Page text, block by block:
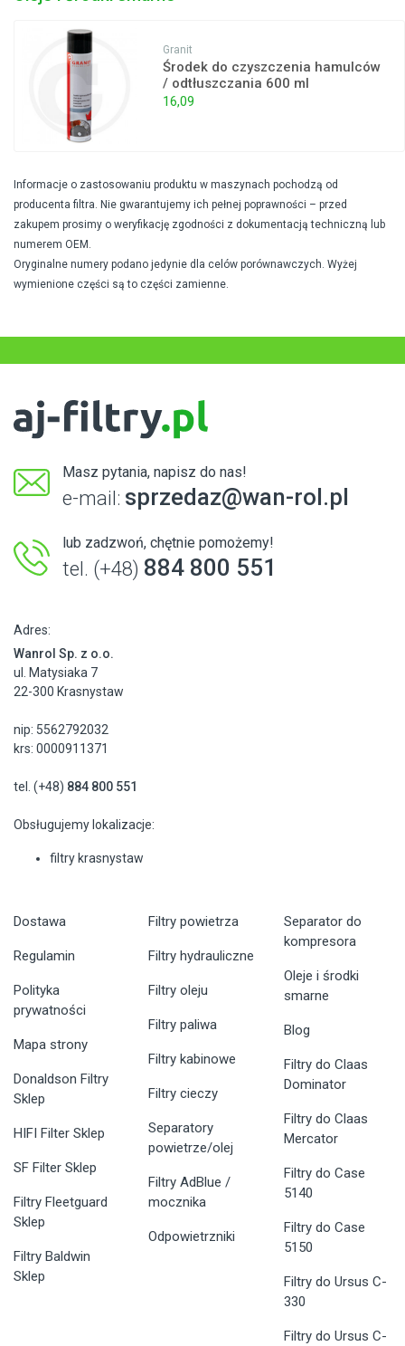
Granit
Środek do czyszczenia hamulców
/ odtłuszczania 600 ml
16,09
Informacje o zastosowaniu produktu w maszynach pochodzą od
producenta filtra. Nie gwarantujemy ich pełnej poprawności – przed
zakupem prosimy o weryfikację zgodności z dokumentacją techniczną lub
numerem OEM.
Oryginalne numery podano jedynie dla celów porównawczych. Wyżej
wymienione części są to części zamienne.
Masz pytania, napisz do nas!
e-mail: sprzedaz@wan-rol.pl
lub zadzwoń, chętnie pomożemy!
tel. (+48) 884 800 551
Adres:
Wanrol Sp. z o.o.
ul. Matysiaka 7
22-300 Krasnystaw
nip: 5562792032
krs: 0000911371
tel. (+48) 884 800 551
Obsługujemy lokalizacje:
filtry krasnystaw
Dostawa
Regulamin
Polityka
prywatności
Mapa strony
Donaldson Filtry
Sklep
HIFI Filter Sklep
SF Filter Sklep
Filtry Fleetguard
Sklep
Filtry Baldwin
Sklep
Filtry powietrza
Filtry hydrauliczne
Filtry oleju
Filtry paliwa
Filtry kabinowe
Filtry cieczy
Separatory
powietrze/olej
Filtry AdBlue /
mocznika
Odpowietrzniki
Separator do
kompresora
Oleje i środki
smarne
Blog
Filtry do Claas
Dominator
Filtry do Claas
Mercator
Filtry do Case
5140
Filtry do Case
5150
Filtry do Ursus C-
330
Filtry do Ursus C-